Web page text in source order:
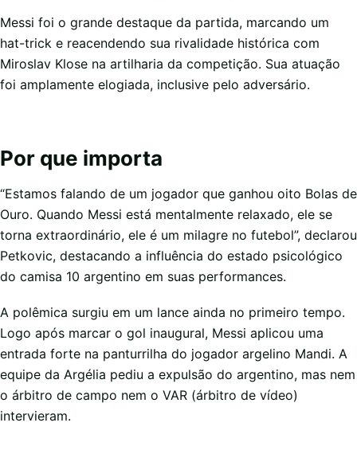
Messi foi o grande destaque da partida, marcando um
hat-trick e reacendendo sua rivalidade histórica com
Miroslav Klose na artilharia da competição. Sua atuação
foi amplamente elogiada, inclusive pelo adversário.
Por que importa
“Estamos falando de um jogador que ganhou oito Bolas de
Ouro. Quando Messi está mentalmente relaxado, ele se
torna extraordinário, ele é um milagre no futebol”, declarou
Petkovic, destacando a influência do estado psicológico
do camisa 10 argentino em suas performances.
A polêmica surgiu em um lance ainda no primeiro tempo.
Logo após marcar o gol inaugural, Messi aplicou uma
entrada forte na panturrilha do jogador argelino Mandi. A
equipe da Argélia pediu a expulsão do argentino, mas nem
o árbitro de campo nem o VAR (árbitro de vídeo)
intervieram.